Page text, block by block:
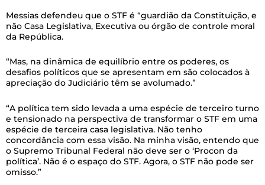
Messias defendeu que o STF é “guardião da Constituição, e
não Casa Legislativa, Executiva ou órgão de controle moral
da República.
“Mas, na dinâmica de equilíbrio entre os poderes, os
desafios políticos que se apresentam em são colocados à
apreciação do Judiciário têm se avolumado.”
“A política tem sido levada a uma espécie de terceiro turno
e tensionado na perspectiva de transformar o STF em uma
espécie de terceira casa legislativa. Não tenho
concordância com essa visão. Na minha visão, entendo que
o Supremo Tribunal Federal não deve ser o ‘Procon da
política’. Não é o espaço do STF. Agora, o STF não pode ser
omisso.”